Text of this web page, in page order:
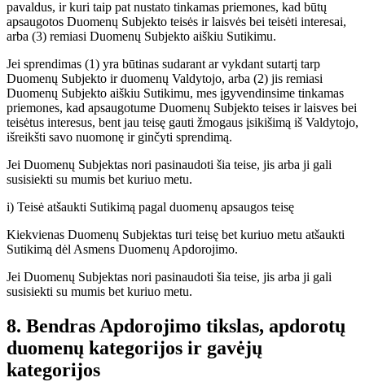
pavaldus, ir kuri taip pat nustato tinkamas priemones, kad būtų
apsaugotos Duomenų Subjekto teisės ir laisvės bei teisėti interesai,
arba (3) remiasi Duomenų Subjekto aiškiu Sutikimu.
Jei sprendimas (1) yra būtinas sudarant ar vykdant sutartį tarp
Duomenų Subjekto ir duomenų Valdytojo, arba (2) jis remiasi
Duomenų Subjekto aiškiu Sutikimu, mes įgyvendinsime tinkamas
priemones, kad apsaugotume Duomenų Subjekto teises ir laisves bei
teisėtus interesus, bent jau teisę gauti žmogaus įsikišimą iš Valdytojo,
išreikšti savo nuomonę ir ginčyti sprendimą.
Jei Duomenų Subjektas nori pasinaudoti šia teise, jis arba ji gali
susisiekti su mumis bet kuriuo metu.
i) Teisė atšaukti Sutikimą pagal duomenų apsaugos teisę
Kiekvienas Duomenų Subjektas turi teisę bet kuriuo metu atšaukti
Sutikimą dėl Asmens Duomenų Apdorojimo.
Jei Duomenų Subjektas nori pasinaudoti šia teise, jis arba ji gali
susisiekti su mumis bet kuriuo metu.
8. Bendras Apdorojimo tikslas, apdorotų
duomenų kategorijos ir gavėjų
kategorijos